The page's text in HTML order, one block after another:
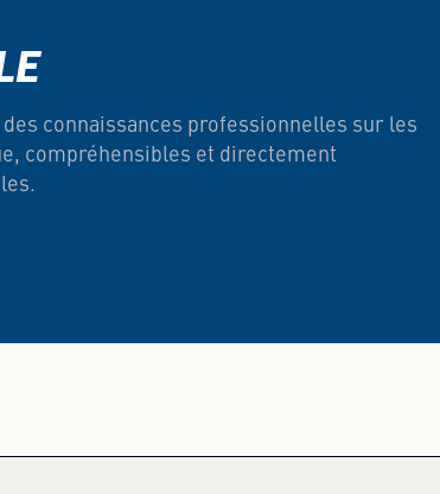
connaissances professionnelles sur les
compréhensibles et directement